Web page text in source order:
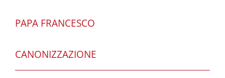
PAPA FRANCESCO
CANONIZZAZIONE